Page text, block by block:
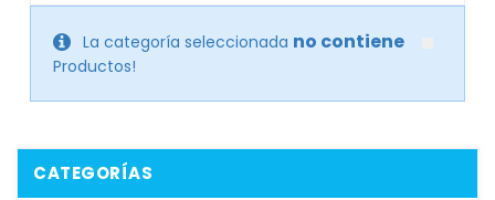
La categoría seleccionada no contiene
Productos!
CATEGORÍAS